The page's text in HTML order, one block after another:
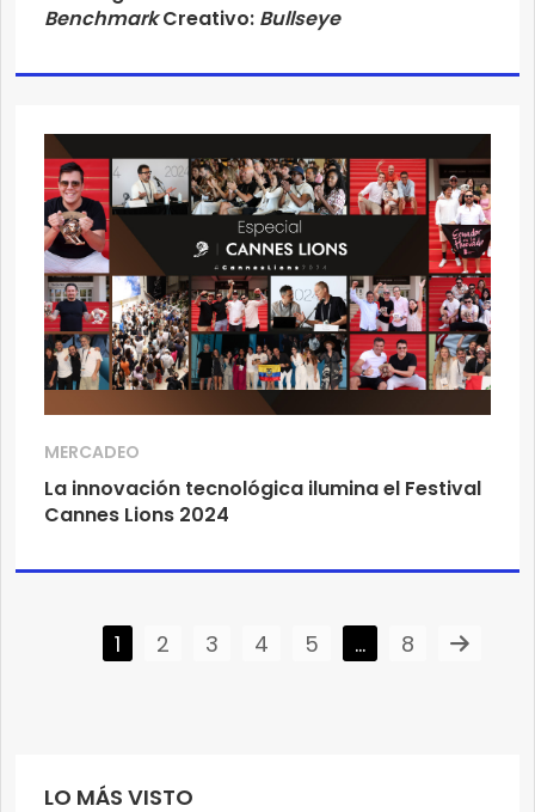
LO MÁS VISTO
BenchmarkCreativo: Bullseye
MERCADEO
La innovación tecnológica ilumina el Festival
Cannes Lions 2024
1 2 3 4 5 … 8